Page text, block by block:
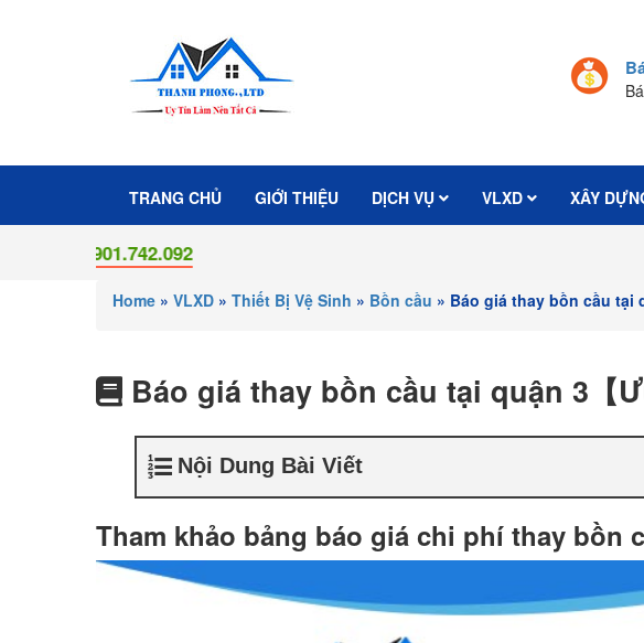
TRANG CHỦ GIỚI THIỆU DỊCH VỤ VLXD XÂY
0901.742.092
Home » VLXD » Thiết Bị Vệ Sinh » Bồn cầu » Báo giá thay bồn cầu tại
Báo giá thay bồn cầu tại quận 3【
Nội Dung Bài Viết
Tham khảo bảng báo giá chi phí thay bồn